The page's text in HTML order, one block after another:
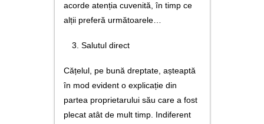
acorde atenția cuvenită, în timp ce
alții preferă următoarele…
Salutul direct
Cățelul, pe bună dreptate, așteaptă
în mod evident o explicație din
partea proprietarului său care a fost
plecat atât de mult timp. Indiferent